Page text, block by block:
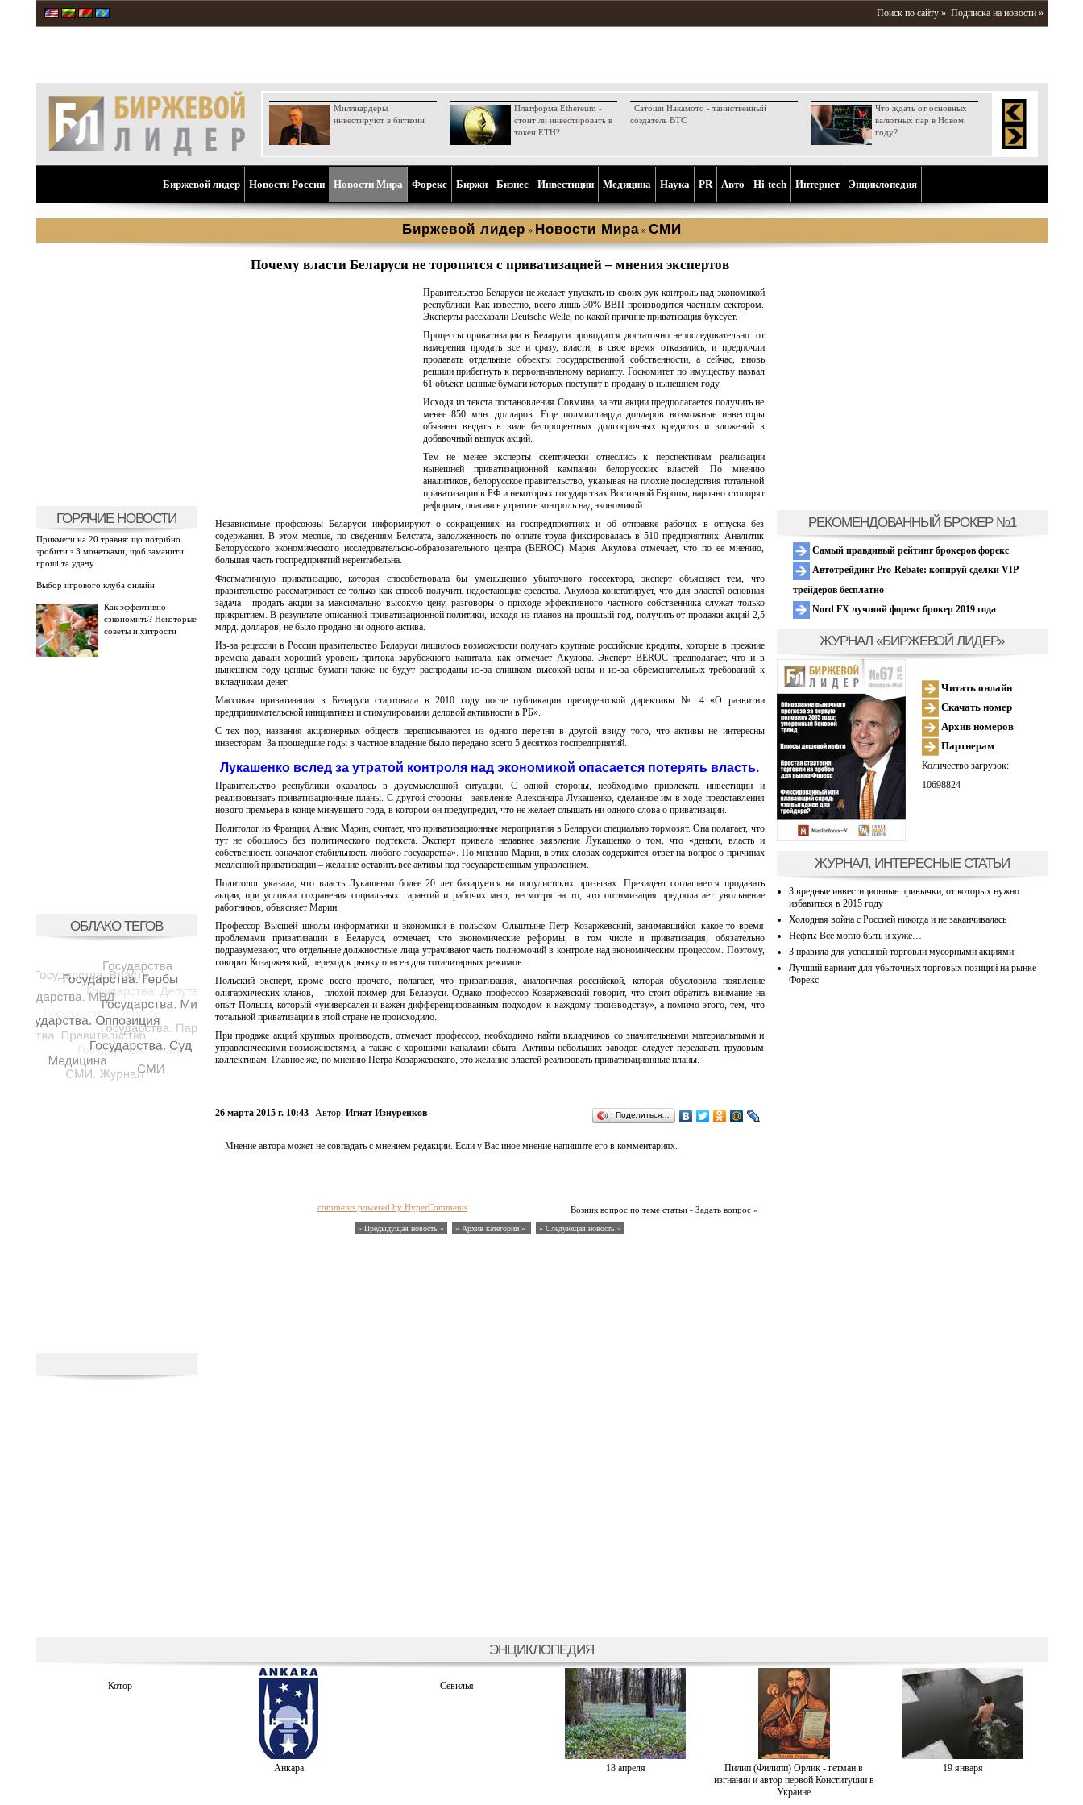
Поиск по сайту » Подписка на новости »
Миллиардеры
инвестируют в биткоин
Платформа Ethereum -
стоит ли инвестировать в
токен ETH?
Сатоши Накамото - таинственный
создатель BTC
Что ждать от основных
валютных пар в Новом
году?
Биржевой лидер Новости России Новости Мира Форекс Биржи Бизнес Инвестиции Медицина Наука PR Aвто Hi-tech Интернет Энциклопедия
Биржевой лидер » Новости Мира » СМИ
ГОРЯЧИЕ НОВОСТИ
Прикмети на 20 травня: що потрібно
зробити з 3 монетками, щоб заманити
гроші та удачу
Выбор игрового клуба онлайн
Как эффективно
сэкономить? Некоторые
советы и хитрости
ОБЛАКО ТЕГОВ
Почему власти Беларуси не торопятся с приватизацией – мнения экспертов
Правительство Беларуси не желает упускать из своих рук контроль над экономикой
республики. Как известно, всего лишь 30% ВВП производится частным сектором.
Эксперты рассказали Deutsche Welle, по какой причине приватизация буксует.
Процессы приватизации в Беларуси проводится достаточно непоследовательно: от
намерения продать все и сразу, власти, в свое время отказались, и предпочли
продавать отдельные объекты государственной собственности, а сейчас, вновь
решили прибегнуть к первоначальному варианту. Госкомитет по имуществу назвал
61 объект, ценные бумаги которых поступят в продажу в нынешнем году.
Исходя из текста постановления Совмина, за эти акции предполагается получить не
менее 850 млн. долларов. Еще полмиллиарда долларов возможные инвесторы
обязаны выдать в виде беспроцентных долгосрочных кредитов и вложений в
добавочный выпуск акций.
Тем не менее эксперты скептически отнеслись к перспективам реализации
нынешней приватизационной кампании белорусских властей. По мнению
аналитиков, белорусское правительство, указывая на плохие последствия тотальной
приватизации в РФ и некоторых государствах Восточной Европы, нарочно стопорят
реформы, опасаясь утратить контроль над экономикой.
Независимые профсоюзы Беларуси информируют о сокращениях на госпредприятиях и об отправке рабочих в отпуска без
содержания. В этом месяце, по сведениям Белстата, задолженность по оплате труда фиксировалась в 510 предприятиях. Аналитик
Белорусского экономического исследовательско-образовательного центра (BEROC) Мария Акулова отмечает, что по ее мнению,
большая часть госпредприятий нерентабельна.
Флегматичную приватизацию, которая способствовала бы уменьшению убыточного госсектора, эксперт объясняет тем, что
правительство рассматривает ее только как способ получить недостающие средства. Акулова констатирует, что для властей основная
задача - продать акции за максимально высокую цену, разговоры о приходе эффективного частного собственника служат только
прикрытием. В результате описанной приватизационной политики, исходя из планов на прошлый год, получить от продажи акций 2,5
млрд. долларов, не было продано ни одного актива.
Из-за рецессии в России правительство Беларуси лишилось возможности получать крупные российские кредиты, которые в прежние
времена давали хороший уровень притока зарубежного капитала, как отмечает Акулова. Эксперт BEROC предполагает, что и в
нынешнем году ценные бумаги также не будут распроданы из-за слишком высокой цены и из-за обременительных требований к
вкладчикам денег.
Массовая приватизация в Беларуси стартовала в 2010 году после публикации президентской директивы № 4 «О развитии
предпринимательской инициативы и стимулировании деловой активности в РБ».
С тех пор, названия акционерных обществ переписываются из одного перечня в другой ввиду того, что активы не интересны
инвесторам. За прошедшие годы в частное владение было передано всего 5 десятков госпредприятий.
Лукашенко вслед за утратой контроля над экономикой опасается потерять власть.
Правительство республики оказалось в двусмысленной ситуации. С одной стороны, необходимо привлекать инвестиции и
реализовывать приватизационные планы. С другой стороны - заявление Александра Лукашенко, сделанное им в ходе представления
нового премьера в конце минувшего года, в котором он предупредил, что не желает слышать ни одного слова о приватизации.
Политолог из Франции, Анаис Марин, считает, что приватизационные мероприятия в Беларуси специально тормозят. Она полагает, что
тут не обошлось без политического подтекста. Эксперт привела недавнее заявление Лукашенко о том, что «деньги, власть и
собственность означают стабильность любого государства». По мнению Марин, в этих словах содержится ответ на вопрос о причинах
медленной приватизации – желание оставить все активы под государственным управлением.
Политолог указала, что власть Лукашенко более 20 лет базируется на популистских призывах. Президент соглашается продавать
акции, при условии сохранения социальных гарантий и рабочих мест, несмотря на то, что оптимизация предполагает увольнение
работников, объясняет Марин.
Профессор Высшей школы информатики и экономики в польском Ольштыне Петр Козаржевский, занимавшийся какое-то время
проблемами приватизации в Беларуси, отмечает, что экономические реформы, в том числе и приватизация, обязательно
подразумевают, что отдельные должностные лица утрачивают часть полномочий в контроле над экономическим процессом. Поэтому,
говорит Козаржевский, переход к рынку опасен для тоталитарных режимов.
Польский эксперт, кроме всего прочего, полагает, что приватизация, аналогичная российской, которая обусловила появление
олигархических кланов, - плохой пример для Беларуси. Однако профессор Козаржевский говорит, что стоит обратить внимание на
опыт Польши, который «универсален и важен дифференцированным подходом к каждому производству», а помимо этого, тем, что
тотальной приватизации в этой стране не происходило.
При продаже акций крупных производств, отмечает профессор, необходимо найти вкладчиков со значительными материальными и
управленческими возможностями, а также с хорошими каналами сбыта. Активы небольших заводов следует передавать трудовым
коллективам. Главное же, по мнению Петра Козаржевского, это желание властей реализовать приватизационные планы.
26 марта 2015 г. 10:43 Автор: Игнат Изнуренков Поделиться…
Мнение автора может не совпадать с мнением редакции. Если у Вас иное мнение напишите его в комментариях.
Возник вопрос по теме статьи - Задать вопрос »
comments powered by HyperComments
« Предыдущая новость « » Архив категории « » Следующая новость »
РЕКОМЕНДОВАННЫЙ БРОКЕР №1
Самый правдивый рейтинг брокеров форекс
Автотрейдинг Pro-Rebate: копируй сделки VIP
трейдеров бесплатно
Nord FX лучший форекс брокер 2019 года
ЖУРНАЛ «БИРЖЕВОЙ ЛИДЕР»
Читать онлайн
Скачать номер
Архив номеров
Партнерам
Количество загрузок:
10698824
ЖУРНАЛ, ИНТЕРЕСНЫЕ СТАТЬИ
3 вредные инвестиционные привычки, от которых нужно
избавиться в 2015 году
Холодная война с Россией никогда и не заканчивалась
Нефть: Все могло быть и хуже…
3 правила для успешной торговли мусорными акциями
Лучший вариант для убыточных торговых позиций на рынке
Форекс
ЭНЦИКЛОПЕДИЯ
Котор
Анкара
Севилья
18 апреля
Пилип (Филипп) Орлик - гетман в
изгнании и автор первой Конституции в
Украине
19 января